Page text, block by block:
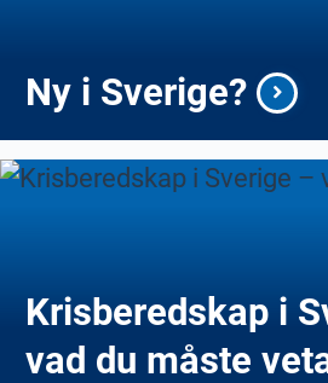
Ny i Sverige?
Krisberedskap i
vad du måste